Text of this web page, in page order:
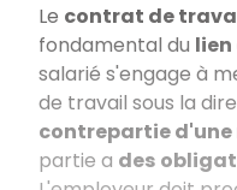
Le contrat de
fondamental du
salarié s'engage à
de travail sous la
contrepartie
partie a des